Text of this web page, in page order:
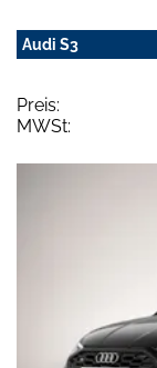
Audi S3
Preis:
MWSt: